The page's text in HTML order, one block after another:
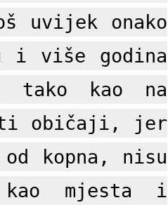
uvijek onako
i više godina
tako kao na
ti običaji, jer
kopna, nisu
mjesta i